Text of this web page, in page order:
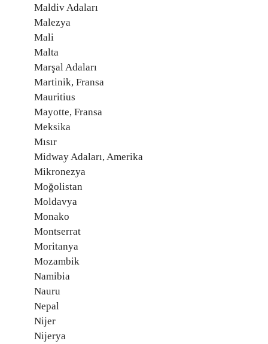
Maldiv Adaları
Malezya
Mali
Malta
Marşal Adaları
Martinik, Fransa
Mauritius
Mayotte, Fransa
Meksika
Mısır
Midway Adaları, Amerika
Mikronezya
Moğolistan
Moldavya
Monako
Montserrat
Moritanya
Mozambik
Namibia
Nauru
Nepal
Nijer
Nijerya